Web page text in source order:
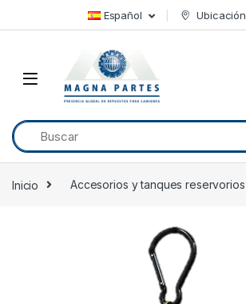
Skip to navigation Español Ubicación
Inicio Accesorios y tanques reservorios